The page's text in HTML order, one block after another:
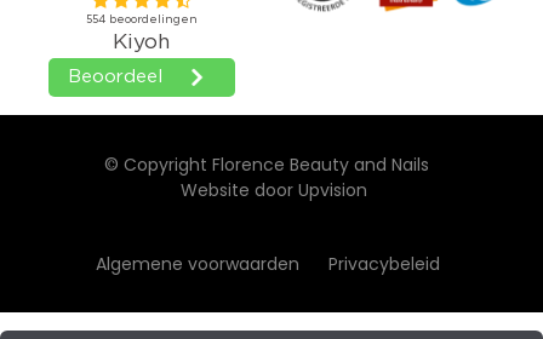
© Copyright Florence Beauty and Nails
Website door Upvision
Algemene voorwaarden Privacybeleid